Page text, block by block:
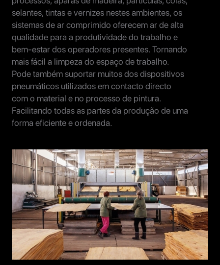
selantes, tintas e vernizes nestes ambientes, os
sistemas de ar comprimido oferecem ar de alta
qualidade para a produtividade do trabalho e
bem-estar dos operadores presentes. Tornando
mais fácil a limpeza do espaço de trabalho.
Pode também suportar muitos dos dispositivos
pneumáticos utilizados em contacto directo
com o material e no processo de pintura.
Facilitando todas as partes da produção de uma
forma eficiente e ordenada.